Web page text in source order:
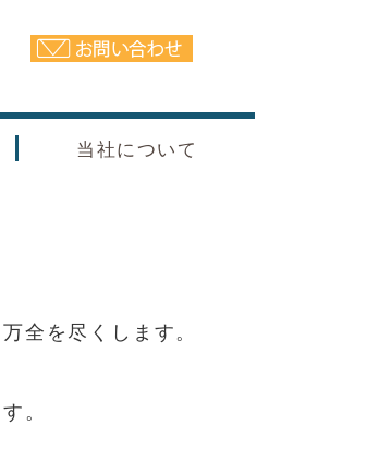
当社について
全を尽くします。
。